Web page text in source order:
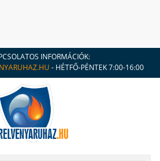
INFORMÁCIÓK:
- HÉTFŐ-PÉNTEK 7:00-16:00